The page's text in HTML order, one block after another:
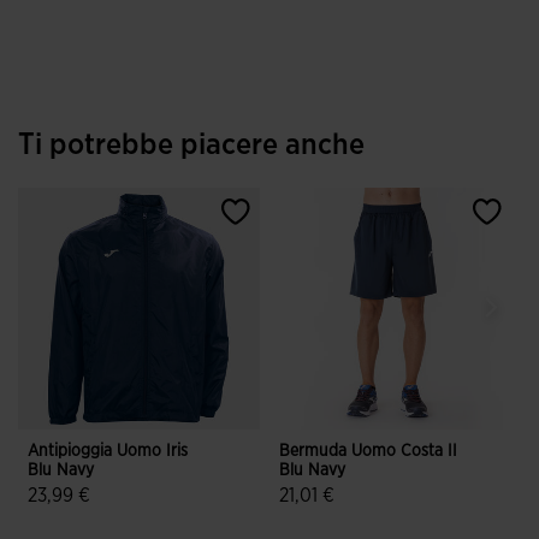
Ti potrebbe piacere anche
Antipioggia Uomo Iris
Blu Navy
23,99 €
Bermuda Uomo Costa II
Blu Navy
21,01 €